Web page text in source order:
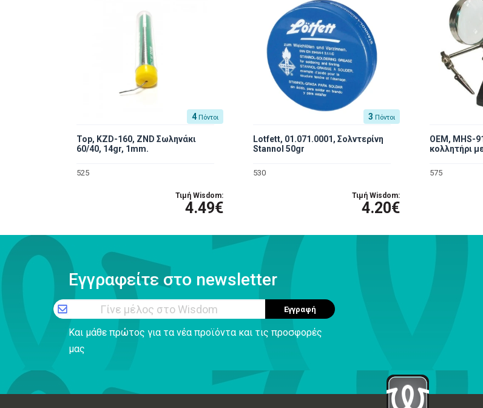
4 Πόντοι
Top, ΚZD-160, ZND Σωληνάκι
60/40, 14gr, 1mm.
525
Τιμή Wisdom:
4.49€
3 Πόντοι
Lotfett, 01.071.0001, Σολντερίνη
Stannol 50gr
530
Τιμή Wisdom:
4.20€
OEM, MHS-
κολλητήρι
575
Εγγραφείτε στο newsletter
Γίνε μέλος στο Wisdom Εγγραφή
Και μάθε πρώτος για τα νέα προϊόντα και τις προσφορές
μας